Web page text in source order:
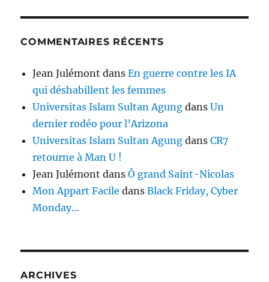
COMMENTAIRES RÉCENTS
Jean Julémont dansEn guerre contre les IA
qui déshabillent les femmes
Universitas Islam Sultan Agung dansUn
dernier rodéo pour l’Arizona
Universitas Islam Sultan Agung dansCR7
retourne à Man U !
Jean Julémont dansÔ grand Saint-Nicolas
Mon Appart Facile dansBlack Friday, Cyber
Monday…
ARCHIVES